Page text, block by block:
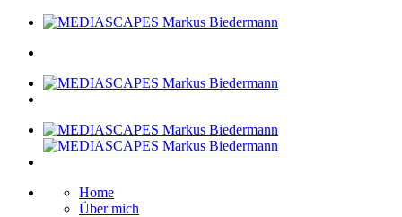
Home
Über mich